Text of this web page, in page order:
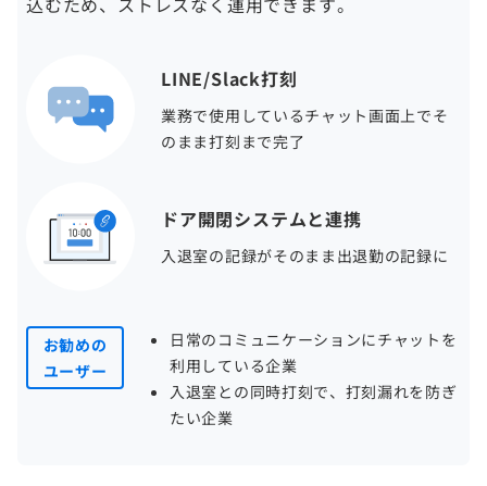
LINE/Slack打刻
業務で使用しているチャット画面上でそ
のまま打刻まで完了
ドア開閉システムと連携
入退室の記録がそのまま出退勤の記録に
お勧めの
ユーザー
日常のコミュニケーションにチャットを
利用している企業
入退室との同時打刻で、打刻漏れを防ぎ
たい企業